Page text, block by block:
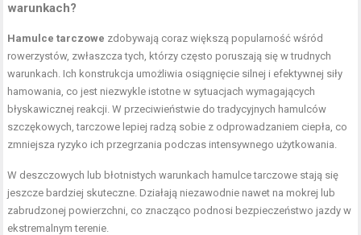
warunkach?
Hamulce tarczowe zdobywają coraz większą popularność wśród
rowerzystów, zwłaszcza tych, którzy często poruszają się w trudnych
warunkach. Ich konstrukcja umożliwia osiągnięcie silnej i efektywnej siły
hamowania, co jest niezwykle istotne w sytuacjach wymagających
błyskawicznej reakcji. W przeciwieństwie do tradycyjnych hamulców
szczękowych, tarczowe lepiej radzą sobie z odprowadzaniem ciepła, co
zmniejsza ryzyko ich przegrzania podczas intensywnego użytkowania.
W deszczowych lub błotnistych warunkach hamulce tarczowe stają się
jeszcze bardziej skuteczne. Działają niezawodnie nawet na mokrej lub
zabrudzonej powierzchni, co znacząco podnosi bezpieczeństwo jazdy w
ekstremalnym terenie.